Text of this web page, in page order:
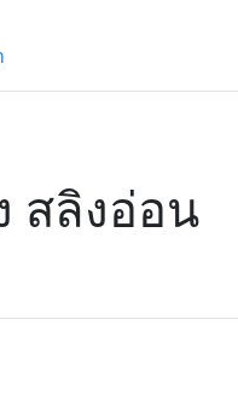
สลิงอ่อน